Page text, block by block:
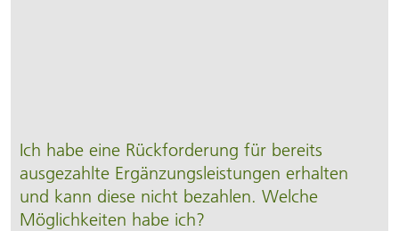
Ich habe eine Rück­forderung für bereits
ausgezahlte Ergänzungs­leistungen erhalten
und kann diese nicht bezahlen. Welche
Möglich­keiten habe ich?